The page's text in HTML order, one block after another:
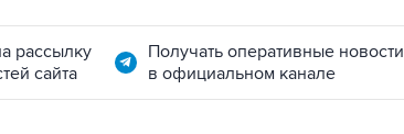
рассылку
сайта
Получать оперативные новости
в официальном канале